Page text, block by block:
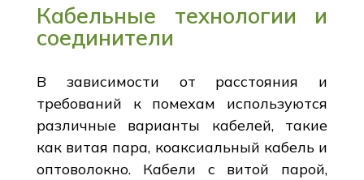
Кабельные технологии и
соединители
В зависимости от расстояния и
требований к помехам используются
различные варианты кабелей, такие
как витая пара, коаксиальный кабель и
оптоволокно. Кабели с витой парой,